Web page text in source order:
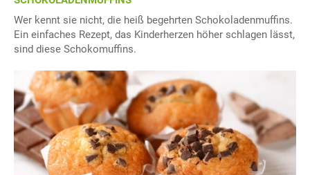
Wer kennt sie nicht, die heiß begehrten Schokoladenmuffins.
Ein einfaches Rezept, das Kinderherzen höher schlagen lässt,
sind diese Schokomuffins.